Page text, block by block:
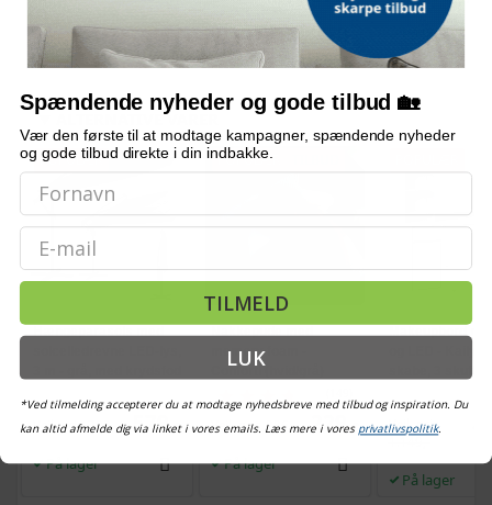
Snart på lager På lager På lager
ALTERNATIVE VARER
POPULÆR
Vejl. pris 709,- 579,-
På lager
POPULÆR
memory foam -
Conforti (hvid/grå)
Vejl. pris 386,- 229,-
På lager
pærer,
uden værktøj -
Vejl. pris
På lager
Spændende nyheder og gode tilbud 🏡
Vær den første til at modtage kampagner, spændende nyheder
og gode tilbud direkte i din indbakke.
Email
TILMELD
LUK
*Ved tilmelding accepterer du at modtage nyhedsbreve med tilbud og inspiration. Du
kan altid afmelde dig via linket i vores emails. Læs mere i vores privatlivspolitik.